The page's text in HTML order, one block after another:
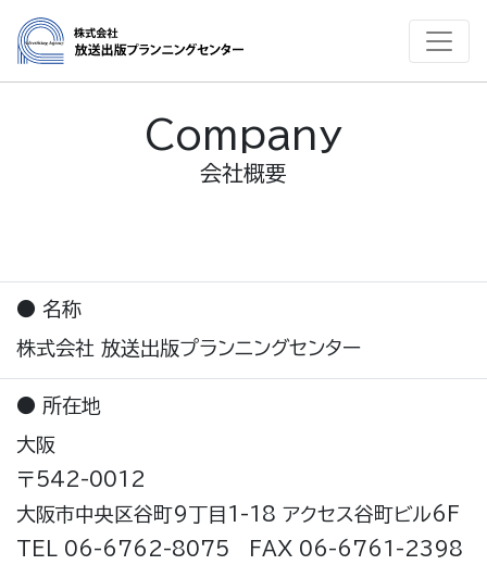
Company
会社概要
● 名称
株式会社 放送出版プランニングセンター
● 所在地
大阪
〒542-0012
大阪市中央区谷町9丁目1-18 アクセス谷町ビル6F
TEL 06-6762-8075 FAX 06-6761-2398